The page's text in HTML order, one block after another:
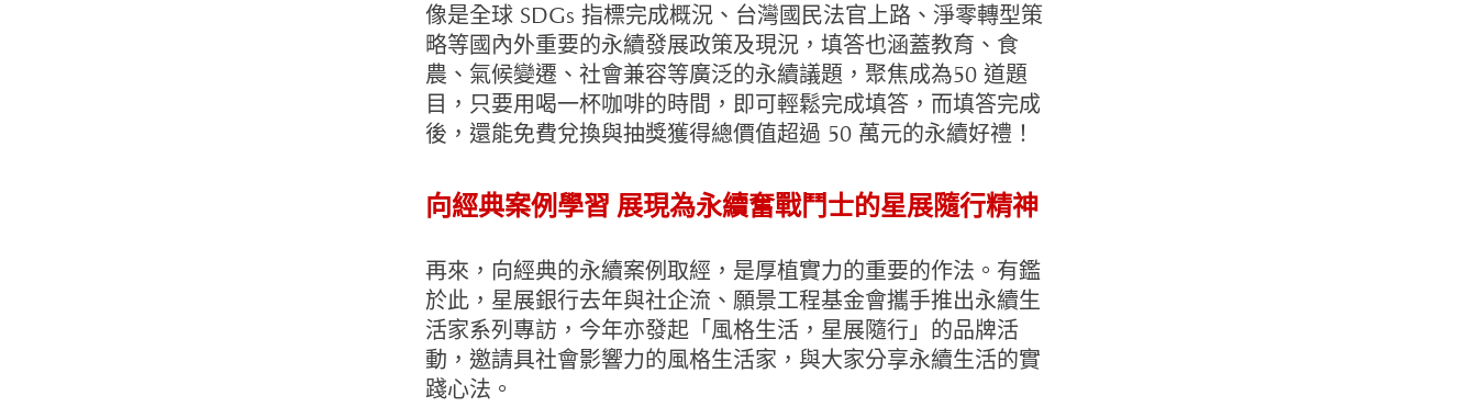
像是全球 SDGs 指標完成概況、台灣國民法官上路、淨零轉型策
略等國內外重要的永續發展政策及現況，填答也涵蓋教育、食
農、氣候變遷、社會兼容等廣泛的永續議題，聚焦成為50 道題
目，只要用喝一杯咖啡的時間，即可輕鬆完成填答，而填答完成
後，還能免費兌換與抽獎獲得總價值超過 50 萬元的永續好禮！
向經典案例學習 展現為永續奮戰鬥士的星展隨行精神
再來，向經典的永續案例取經，是厚植實力的重要的作法。有鑑
於此，星展銀行去年與社企流、願景工程基金會攜手推出永續生
活家系列專訪，今年亦發起「風格生活，星展隨行」的品牌活
動，邀請具社會影響力的風格生活家，與大家分享永續生活的實
踐心法。